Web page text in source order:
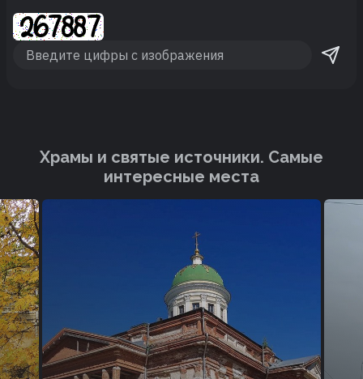
Храмы и святые источники. Cамые
интересные места